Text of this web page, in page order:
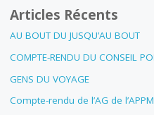
Articles Récents
AU BOUT DU JUSQU’AU BOUT
COMPTE-RENDU DU CONSEIL
GENS DU VOYAGE
Compte-rendu de l’AG de